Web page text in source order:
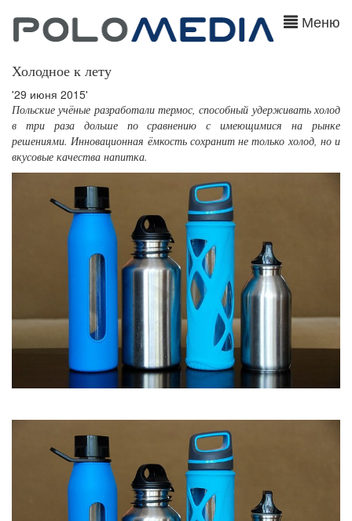
Меню
Холодное к лету
'29 июня 2015'
Польские учёные разработали термос, способный удерживать холод
в три раза дольше по сравнению с имеющимися на рынке
решениями. Инновационная ёмкость сохранит не только холод, но и
вкусовые качества напитка.